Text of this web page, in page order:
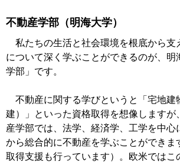
不動産学部（明海大学）
私たちの生活と社会環境を根底から支
について深く学ぶことができるのが、明
学部」です。
不動産に関する学びというと「宅地建
建）」といった資格取得を想像しますが
産学部では、法学、経済学、工学を中心
から総合的に不動産を学ぶことができま
取得支援も行っています）。欧米ではこ